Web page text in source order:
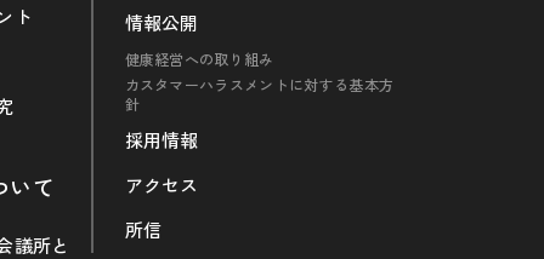
ト
いて
議所と
情報公開
健康経営への取り組み
カスタマーハラスメントに対する基本方
針
採用情報
アクセス
所信